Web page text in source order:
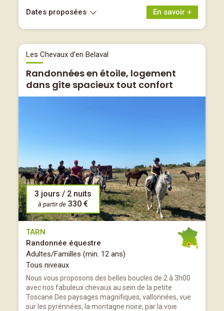
En savoir +
Dates proposées
Les Chevaux d'en Belaval
Randonnées en étoile, logement
dans gîte spacieux tout confort
3 jours / 2 nuits
à partir de 330 €
TARN
Randonnée équestre
Adultes/Familles (min. 12 ans)
Tous niveaux
Nous vous proposons des belles boucles de 2 à 3h00
avec nos fabuleux chevaux au sein de la petite
Toscane.Des paysages magnifiques, vallonnées, vue
sur les pyrénnées, la montagne noire, par la voie